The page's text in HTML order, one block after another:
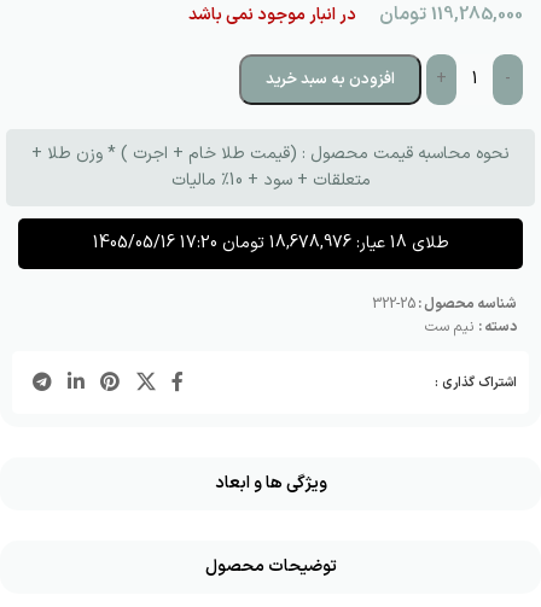
119,285,000تومان در انبار موجود نمی باشد
-
+ افزودن به سبد خرید
نحوه محاسبه قیمت محصول : (قیمت طلا خام + اجرت ) * وزن طلا +
متعلقات + سود + 10٪ مالیات
طلای 18 عیار: 18,678,976تومان 1405/05/16 17:20
شناسه محصول :25-322
دسته : نیم ست
اشتراک گذاری :
ویژگی ها و ابعاد
توضیحات محصول